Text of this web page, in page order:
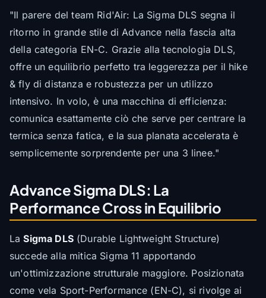
"Il parere del team Rid'Air: La Sigma DLS segna il
ritorno in grande stile di Advance nella fascia alta
della categoria EN-C. Grazie alla tecnologia DLS,
offre un equilibrio perfetto tra leggerezza per il hike
& fly di distanza e robustezza per un utilizzo
intensivo. In volo, è una macchina di efficienza:
comunica esattamente ciò che serve per centrare la
termica senza fatica, e la sua planata accelerata è
semplicemente sorprendente per una 3 linee."
Advance Sigma DLS: La
Performance Cross in Equilibrio
LaSigma DLS(Durable Lightweight Structure)
succede alla mitica Sigma 11 apportando
un'ottimizzazione strutturale maggiore. Posizionata
come vela Sport-Performance (EN-C), si rivolge ai